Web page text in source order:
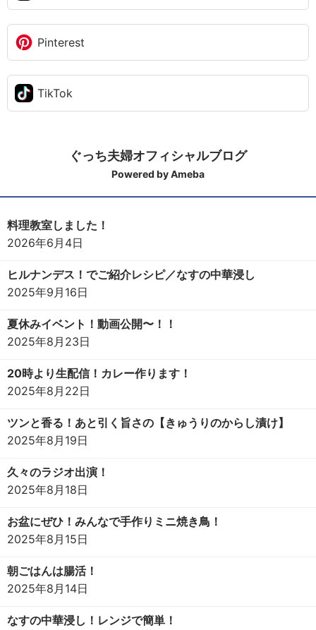
Pinterest
TikTok
ぐっち夫婦オフィシャルブログ
Powered by Ameba
料理教室しました！
2026年6月4日
ヒルナンデス！でご紹介レシピ／なすの中華浸し
2025年9月16日
夏休みイベント！動画公開〜！！
2025年8月23日
20時より生配信！カレー作ります！
2025年8月22日
ツンと香る！あと引く旨さの【きゅうりのからし漬け】
2025年8月19日
久々のラジオ出演！
2025年8月18日
お盆にぜひ！みんなで手作りミニ焼き鳥！
2025年8月15日
朝ごはんは腸活！
2025年8月14日
なすの中華浸し！レンジで簡単！